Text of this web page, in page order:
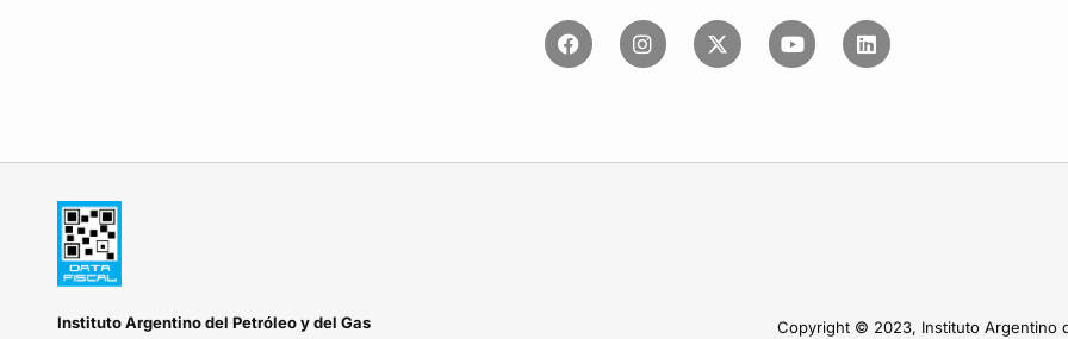
Instituto Argentino del Petróleo y del Gas
Copyright © 2023, Instituto Argentino